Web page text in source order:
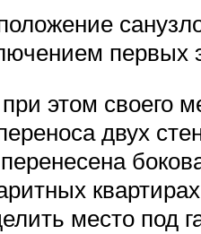
первых
этом своего
двух
место под